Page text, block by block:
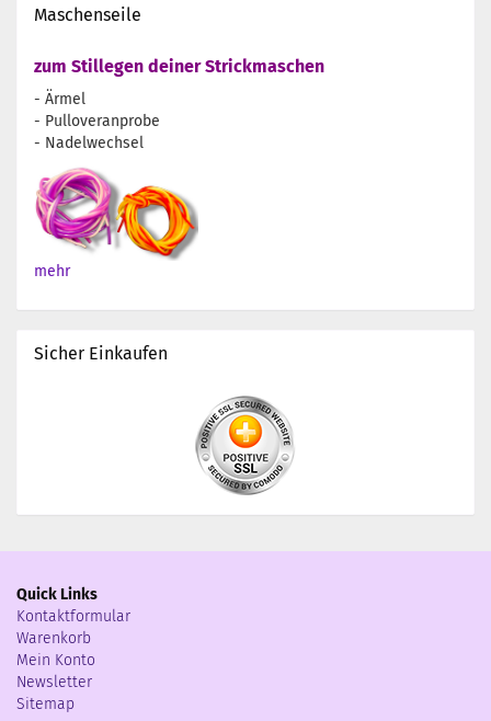
Maschenseile
zum Stillegen deiner Strickmaschen
- Ärmel
- Pulloveranprobe
- Nadelwechsel
mehr
Sicher Einkaufen
Quick Links
Kontaktformular
Warenkorb
Mein Konto
Newsletter
Sitemap